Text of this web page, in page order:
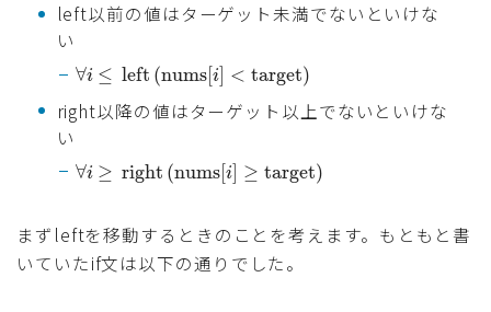
left以前の値はターゲット未満でないといけな
い
∀i ≤ left (nums [i < target)
right以降の値はターゲット以上でないといけな
い
∀i ≥ right (nums[i] ≥ target)
まずleftを移動するときのことを考えます。もともと書
いていたif文は以下の通りでした。